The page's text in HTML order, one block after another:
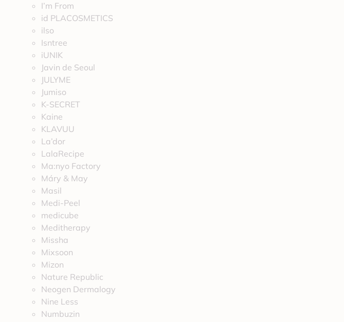
I’m From
id PLACOSMETICS
ilso
Isntree
iUNIK
Javin de Seoul
JULYME
Jumiso
K-SECRET
Kaine
KLAVUU
La’dor
LalaRecipe
Ma:nyo Factory
Máry & May
Masil
Medi-Peel
medicube
Meditherapy
Missha
Mixsoon
Mizon
Nature Republic
Neogen Dermalogy
Nine Less
Numbuzin